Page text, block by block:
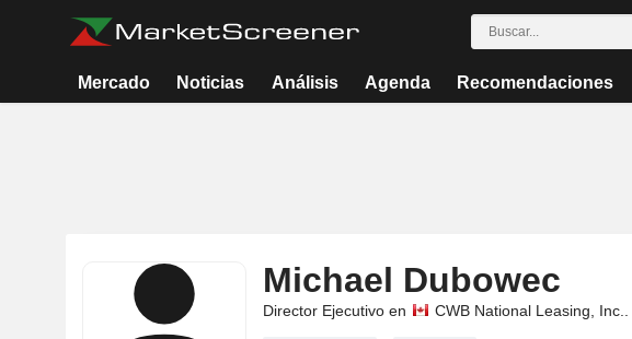
Mercado Noticias Análisis Agenda Recomendaciones
Michael Dubowec
Director Ejecutivo en CWB National Leasing, Inc.